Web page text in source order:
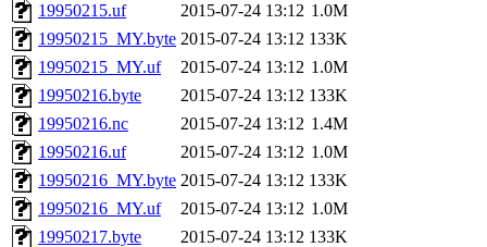
19950215.uf
2015-07-24 13:12 1.0M
19950215_MY.byte 2015-07-24 13:12 133K
19950215_MY.uf
2015-07-24 13:12 1.0M
19950216.byte
2015-07-24 13:12 133K
19950216.nc
2015-07-24 13:12 1.4M
19950216.uf
2015-07-24 13:12 1.0M
19950216_MY.byte 2015-07-24 13:12 133K
19950216_MY.uf
2015-07-24 13:12 1.0M
19950217.byte
2015-07-24 13:12 133K